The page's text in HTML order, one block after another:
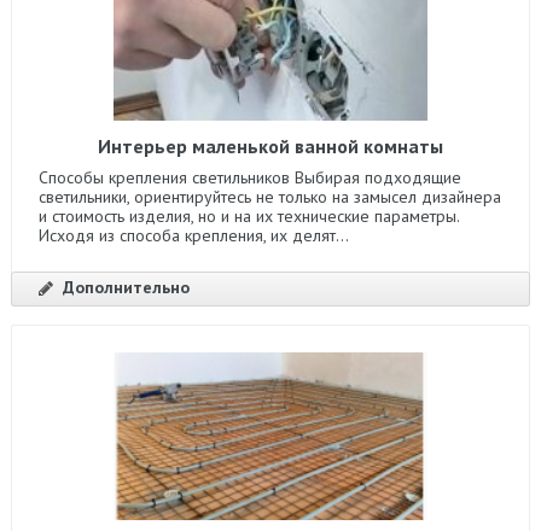
Интерьер маленькой ванной комнаты
Способы крепления светильников Выбирая подходящие
светильники, ориентируйтесь не только на замысел дизайнера
и стоимость изделия, но и на их технические параметры.
Исходя из способа крепления, их делят...
Дополнительно